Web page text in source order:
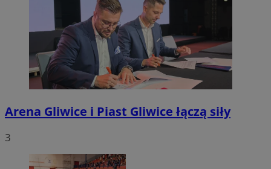
Arena Gliwice i Piast Gliwice łączą siły
3